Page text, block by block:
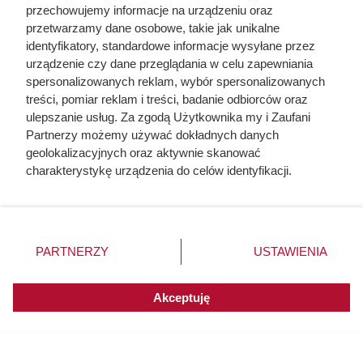
Pranie wstępne i pranie
przechowujemy informacje na urządzeniu oraz
przetwarzamy dane osobowe, takie jak unikalne
identyfikatory, standardowe informacje wysyłane przez
urządzenie czy dane przeglądania w celu zapewniania
spersonalizowanych reklam, wybór spersonalizowanych
treści, pomiar reklam i treści, badanie odbiorców oraz
ulepszanie usług. Za zgodą Użytkownika my i Zaufani
Partnerzy możemy używać dokładnych danych
geolokalizacyjnych oraz aktywnie skanować
charakterystykę urządzenia do celów identyfikacji.
zmienić/wycofać klikając przycisk ustawień prywatności
znajdujący się w lewym dolnym rogu strony. Niektóre
użytkownika, ale masz prawo sprzeciwić się takiemu
przetwarzaniu. Preferencje będą miały zastosowania do
PARTNERZY USTAWIENIA
Akceptuję